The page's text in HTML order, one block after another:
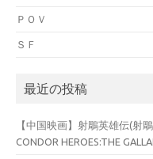
ＰＯＶ
ＳＦ
最近の投稿
【中国映画】射鵰英雄伝(射
CONDOR HEROES:THE